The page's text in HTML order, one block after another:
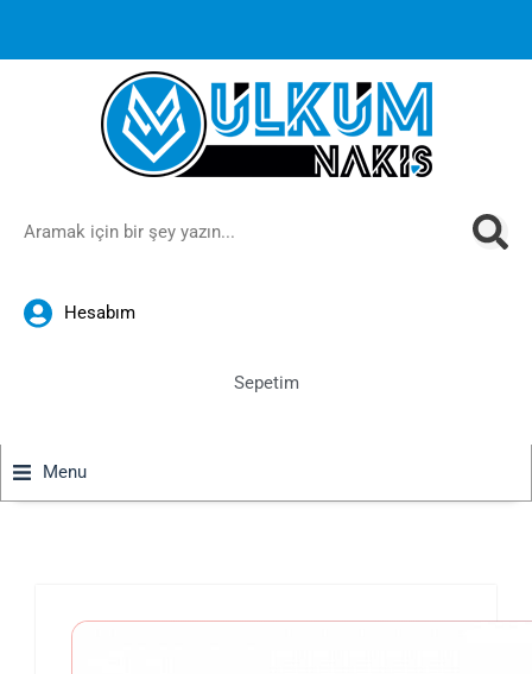
1000 TL ve üzeri siparişlerinizde ücretsiz kargoya ek
İndirimanında sepette!
Hesabım
Sepetim
Menu